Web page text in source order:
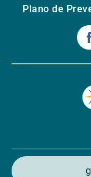
Plano de